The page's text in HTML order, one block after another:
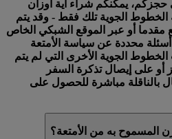
يمكنكم شراء أية أوزان
الجوية تلك فقط - وقد يتم
مقدما أو عبر الموقع الشبكي الخاص
أسئلة محددة عن سياسة الأمتعة
الجوية الأخرى التي لم يتم
أو على إيصال تذكرة السفر
بالناقلة مباشرة للحصول على
المسموح به من الأمتعة؟